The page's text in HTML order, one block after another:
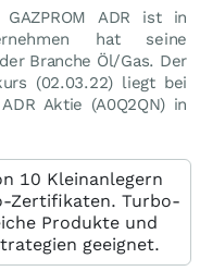
ADR ist in
hat seine
Branche Öl/Gas. Der
(02.03.22) liegt bei
Aktie (A0Q2QN) in
10 Kleinanlegern
Zertifikaten. Turbo-
Produkte und
geeignet.